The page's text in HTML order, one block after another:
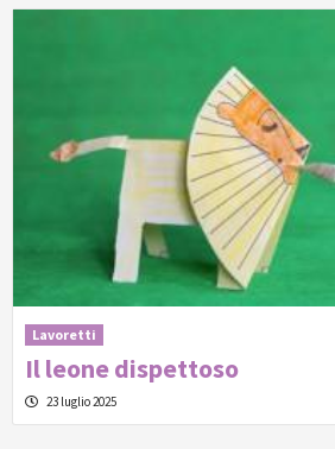
Lavoretti
Il leone dispettoso
23 luglio 2025